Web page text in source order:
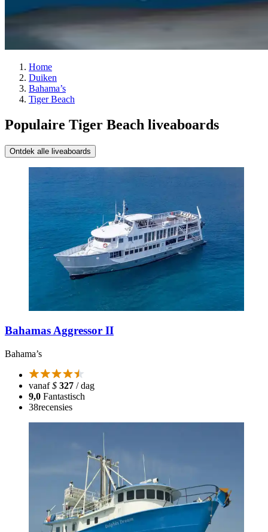
Home
Duiken
Bahama’s
Tiger Beach
Populaire Tiger Beach liveaboards
Ontdek alle liveaboards
Bahamas Aggressor II
Bahama’s
vanaf$ 327 / dag
9,0 Fantastisch
38recensies